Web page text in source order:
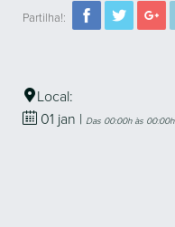
Partilha!:
Local:
01 jan | Das 00:00h às 00:00h